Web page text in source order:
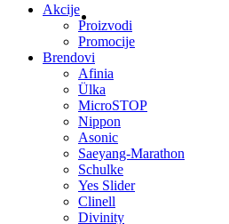
Akcije
Proizvodi
Promocije
Brendovi
Afinia
Ülka
MicroSTOP
Nippon
Asonic
Saeyang-Marathon
Schulke
Yes Slider
Clinell
Divinity